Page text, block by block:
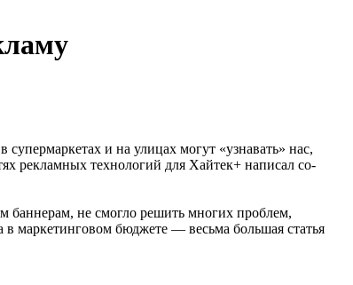
и на улицах могут «узнавать» нас,
рекламных технологий для Хайтек+ написал сo-
баннерам, не смогло решить многих проблем,
маркетинговом бюджете — весьма большая статья